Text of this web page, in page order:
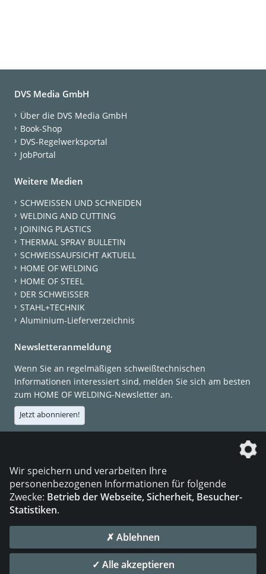
DVS Media GmbH
Über die DVS Media GmbH
Book-Shop
DVS-Regelwerksportal
JobPortal
Weitere Medien
SCHWEISSEN UND SCHNEIDEN
WELDING AND CUTTING
JOINING PLASTICS
THERMAL SPRAY BULLETIN
SCHWEISSAUFSICHT AKTUELL
HOME OF WELDING
HOME OF STEEL
DER SCHWEISSER
STAHL+TECHNIK
Aluminium-Lieferverzeichnis
Newsletteranmeldung
Wenn Sie an regelmäßigen schweißtechnischen
Informationen interessiert sind, melden Sie sich am besten
zum HOME OF WELDING-Newsletter an.
Jetzt abonnieren!
Die DVS Media GmbH ist ein Unternehmen der
© 2026 DVS Media GmbH
Wir speichern und verarbeiten Ihre
personenbezogenen Informationen für folgende
Zwecke: Betrieb der Webseite, Sicherheit, Besucher-
Statistiken.
✗ Ablehnen
✓ Alle akzeptieren